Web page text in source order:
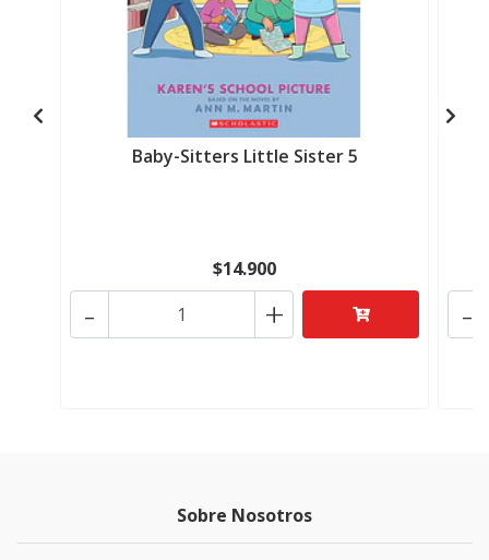
Baby-Sitters Little Sister 5
$14.900
+
- -
Sobre Nosotros